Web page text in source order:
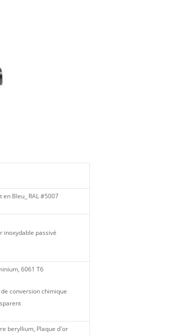
en Bleu_ RAL #5007
inoxydable passivé
6061 T6
de conversion chimique
beryllium, Plaque d'or